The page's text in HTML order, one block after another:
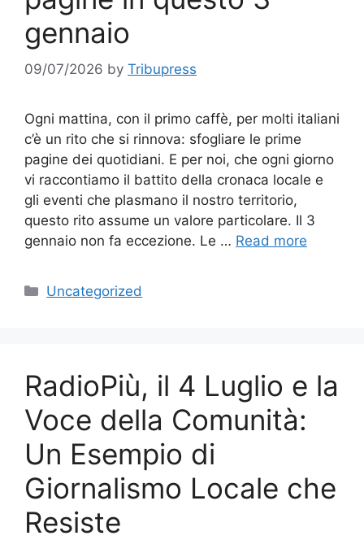
gennaio
09/07/2026 by Tribupress
Ogni mattina, con il primo caffè, per molti italiani
c’è un rito che si rinnova: sfogliare le prime
pagine dei quotidiani. E per noi, che ogni giorno
vi raccontiamo il battito della cronaca locale e
gli eventi che plasmano il nostro territorio,
questo rito assume un valore particolare. Il 3
gennaio non fa eccezione. Le … Read more
Categories
Uncategorized
RadioPiù, il 4 Luglio e la
Voce della Comunità:
Un Esempio di
Giornalismo Locale che
Resiste